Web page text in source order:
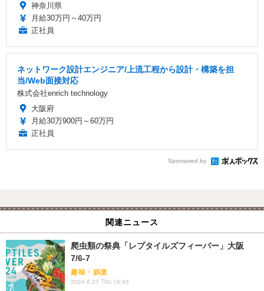
神奈川県
月給30万円～40万円
正社員
ネットワーク設計エンジニア/上流工程から設計・構築を担
当/Web面接対応
株式会社enrich technology
大阪府
月給30万900円～60万円
正社員
Sponsored by
関連ニュース
爬虫類の祭典「レプタイルズフィーバー」大阪
7/6-7
趣味・娯楽
2024.6.27 Thu 16:45